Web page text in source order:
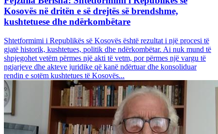
Kosovës në dritën e së drejtës së brendshme,
kushtetuese dhe ndërkombëtare
Shtetformimi i Republikës së Kosovës është rezultat i një procesi të
gjatë historik, kushtetues, politik dhe ndërkombëtar. Ai nuk mund të
shpjegohet vetëm përmes një akti të vetm, por përmes një vargu të
ngjarjeve dhe akteve juridike që kanë ndërtuar dhe konsoliduar
rendin e sotëm kushtetues të Kosovës...